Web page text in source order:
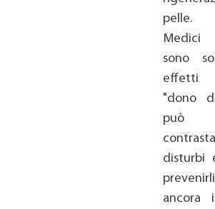
pelle.
Medici
sono
effetti
"dono
può
disturbi
ancora